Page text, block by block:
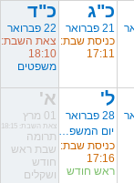
כ"ג
21 פברואר
כניסת שבת:
17:11
כ"ד
22 פברואר
צאת השבת:
18:10
משפטים
ל'
28 פברואר
יום המשפחה
כניסת שבת:
17:16
ראש חודש
א'
01 מרץ
צאת השבת: 18:15
תרומה
שבת ראש
חודש
ושקלים